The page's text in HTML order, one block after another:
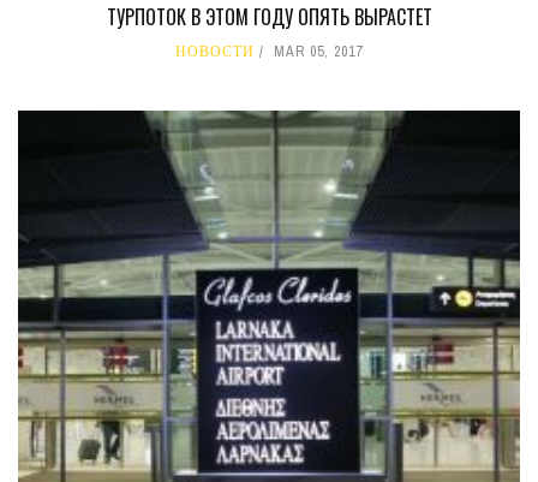
ТУРПОТОК В ЭТОМ ГОДУ ОПЯТЬ ВЫРАСТЕТ
НОВОСТИ MAR 05, 2017